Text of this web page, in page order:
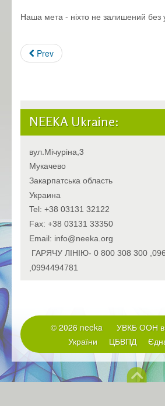
Наша мета - ніхто не залишений без
Prev
NEEKA Ukraine:
вул.Мічуріна,3
Мукачево
Закарпатська область
Украина
Tel: +38 03131 32122
Fax: +38 03131 33350
Email: info@neeka.org
ГАРЯЧУ ЛІНІЮ- 0 800 308 300
,0994494781
© 2026 neeka УВКБ ООН в
України
ЦБВПД